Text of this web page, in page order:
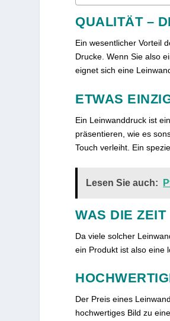
QUALITÄT –
Ein wesentlicher Vorteil
Drucke. Wenn Sie also
eignet sich eine
ETWAS
Ein Leinwanddruck ist
präsentieren, wie es
Touch verleiht. Ein
Lesen Sie auch:
WAS DIE
Da viele solcher
ein Produkt ist also eine
Der Preis eines
hochwertiges Bild zu